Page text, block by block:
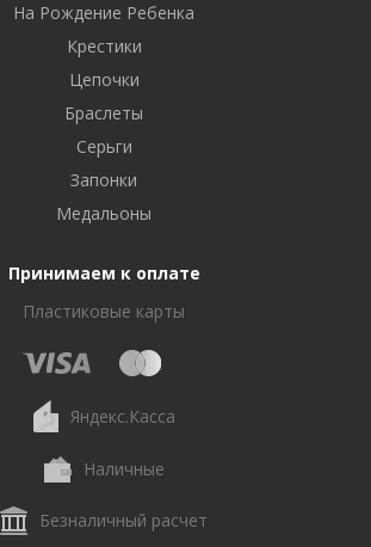
На Рождение Ребенка
Крестики
Цепочки
Браслеты
Серьги
Запонки
Медальоны
Принимаем к оплате
Пластиковые карты
Яндекс.Касса
Наличные
Безналичный расчет